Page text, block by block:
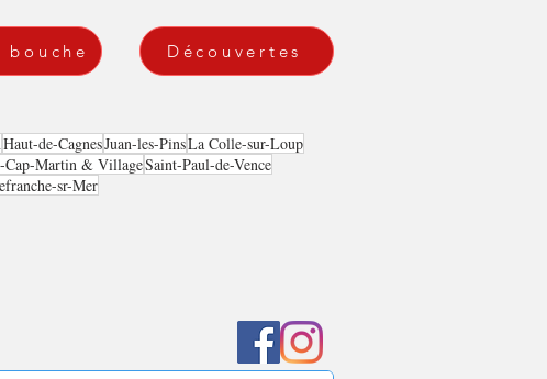
Découvertes
Haut-de-CagnesJuan-les-PinsLa Colle-sur-Loup
Cap-Martin & VillageSaint-Paul-de-Vence
sr-Mer